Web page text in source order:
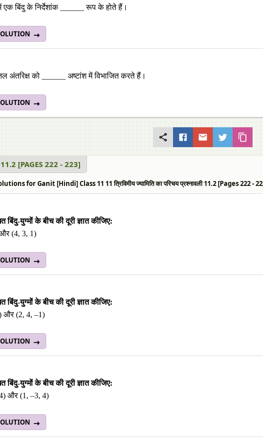
बिंदु के निर्देशांक ______ रूप के होते हैं।
अंतरिक्ष को ______ अष्टांश में विभाजित करते हैं।
11.2 [PAGES 222 - 223]
for Ganit [Hindi] Class 11 11 त्रिविमीय ज्यामिति का परिचय प्रश्नावली 11.2 [Pages 222 -
बिंदु-युग्मों के बीच की दूरी ज्ञात कीजिए:
(4, 3, 1)
बिंदु-युग्मों के बीच की दूरी ज्ञात कीजिए:
और (2, 4, –1)
बिंदु-युग्मों के बीच की दूरी ज्ञात कीजिए:
और (1, –3, 4)